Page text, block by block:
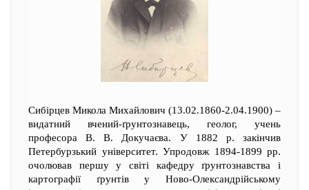
Сибірцев Микола Михайлович (13.02.1860-2.04.1900) –
видатний вчений-ґрунтознавець, геолог, учень
професора В. В. Докучаєва. У 1882 р. закінчив
Петербурзький університет. Упродовж 1894-1899 рр.
очолював першу у світі кафедру ґрунтознавства і
картографії ґрунтів у Ново-Олександрійському